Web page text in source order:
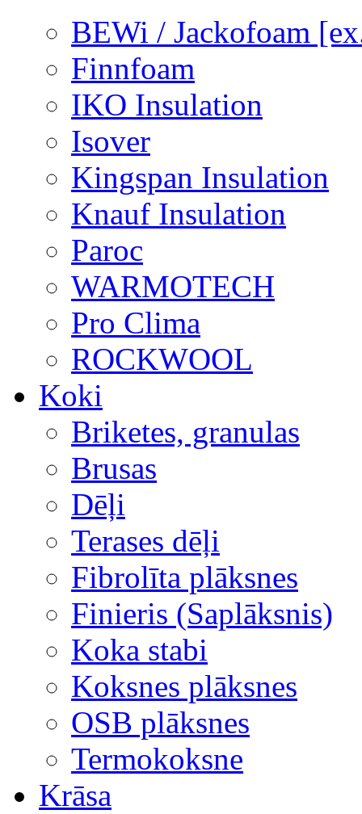
BEWi / Jackofoam
Finnfoam
IKO Insulation
Isover
Kingspan Insulation
Knauf Insulation
Paroc
WARMOTECH
Pro Clima
ROCKWOOL
Koki
Briketes, granulas
Brusas
Dēļi
Terases dēļi
Fibrolīta plāksnes
Finieris (Saplāksnis)
Koka stabi
Koksnes plāksnes
OSB plāksnes
Termokoksne
Krāsa